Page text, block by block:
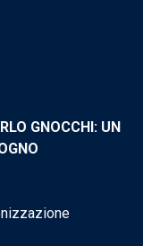
GNOCCHI: UN